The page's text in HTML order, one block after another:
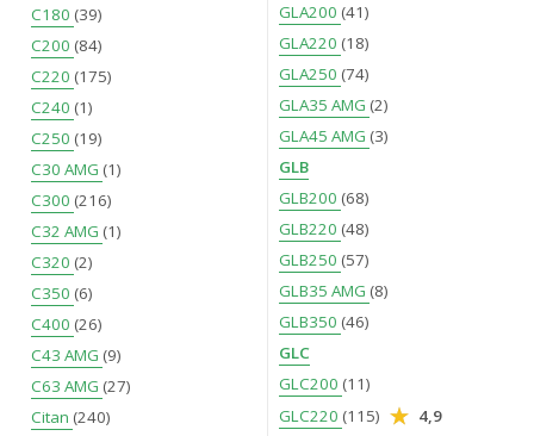
C180 (39)
C200 (84)
C220 (175)
C240 (1)
C250 (19)
C30 AMG (1)
C300 (216)
C32 AMG (1)
C320 (2)
C350 (6)
C400 (26)
C43 AMG (9)
C63 AMG (27)
Citan (240)
GLA200 (41)
GLA220 (18)
GLA250 (74)
GLA35 AMG (2)
GLA45 AMG (3)
GLB
GLB200 (68)
GLB220 (48)
GLB250 (57)
GLB35 AMG (8)
GLB350 (46)
GLC
GLC200 (11)
GLC220 (115)
4,9